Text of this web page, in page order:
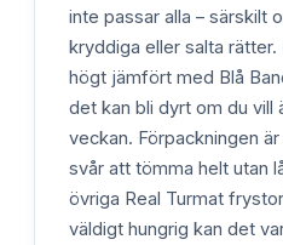
inte passar alla – särskilt
kryddiga eller salta
högt jämfört med Blå
det kan bli dyrt om du vill
veckan. Förpackningen
svår att tömma helt utan
övriga Real Turmat
väldigt hungrig kan det